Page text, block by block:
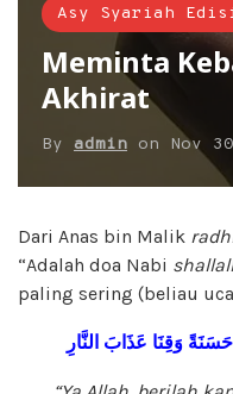
Asy Syariah
Meminta
Akhirat
By admin on Nov
Dari Anas bin Malik
“Adalah doa Nabi
paling sering (beliau
حَسَنَةً وَقِنَا عَذَابَ النَّارِ